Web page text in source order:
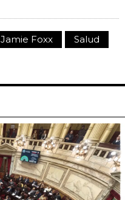
Jamie Foxx Salud